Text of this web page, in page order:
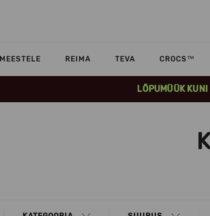
MEESTELE REIMA TEVA CROCS™
LÕPUMÜÜK